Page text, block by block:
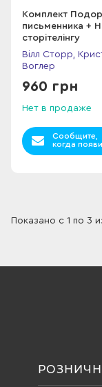
Комплект
письменника +
сторітелінгу
Вілл Сторр,
Воглер
960 грн
Нет в продаже
Сообщите,
когда
Показано с 1 по 3